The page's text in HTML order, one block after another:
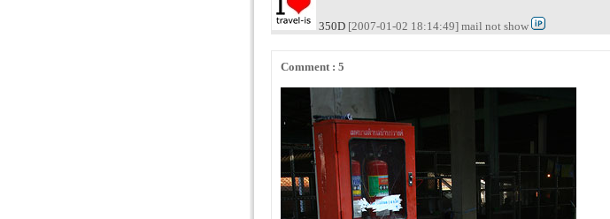
350D [2007-01-02 18:14:49] mail not show
Comment : 5